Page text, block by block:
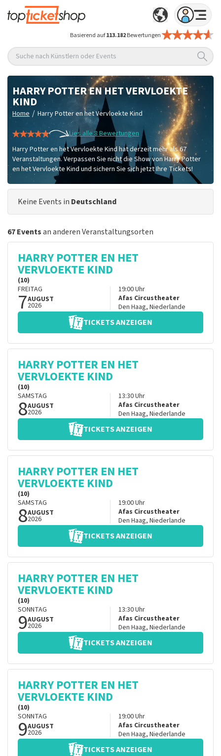
Basierend auf113.182Bewertungen
Suche nach Künstlern oder Events
HARRY POTTER EN HET VERVLOEKTE
KIND
Home / Harry Potter en het Vervloekte Kind
Lies alle 8 Bewertungen
Harry Potter en het Vervloekte Kind hat derzeit mehr als 67
Veranstaltungen. Verpassen Sie nicht die Show von Harry Potter
en het Vervloekte Kind und sichern Sie sich jetzt Ihre Tickets!
Keine Events in Deutschland
67 Eventsan anderen Veranstaltungsorten
HARRY POTTER EN HET
VERVLOEKTE KIND
(10)
FREITAG
7AUGUST
2026
19:00Uhr
Afas Circustheater
Den Haag, Niederlande
TICKETS ANZEIGEN
HARRY POTTER EN HET
VERVLOEKTE KIND
(10)
SAMSTAG
8AUGUST
2026
13:30Uhr
Afas Circustheater
Den Haag, Niederlande
TICKETS ANZEIGEN
HARRY POTTER EN HET
VERVLOEKTE KIND
(10)
SAMSTAG
8AUGUST
2026
19:00Uhr
Afas Circustheater
Den Haag, Niederlande
TICKETS ANZEIGEN
HARRY POTTER EN HET
VERVLOEKTE KIND
(10)
SONNTAG
9AUGUST
2026
13:30Uhr
Afas Circustheater
Den Haag, Niederlande
TICKETS ANZEIGEN
HARRY POTTER EN HET
VERVLOEKTE KIND
(10)
SONNTAG
9AUGUST
2026
19:00Uhr
Afas Circustheater
Den Haag, Niederlande
TICKETS ANZEIGEN